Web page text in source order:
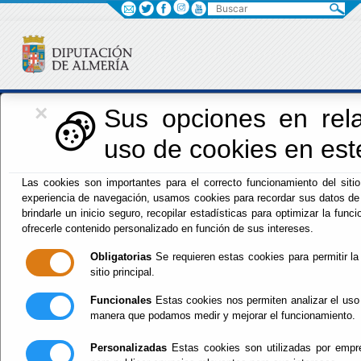
×
Sus opciones en
uso de cookies en
Las cookies son importantes para el correcto funcionamiento del
experiencia de navegación, usamos cookies para recordar sus datos
brindarle un inicio seguro, recopilar estadísticas para optimizar la
ofrecerle contenido personalizado en función de sus intereses.
Obligatorias Se requieren estas cookies para permitir
sitio principal.
Funcionales Estas cookies nos permiten analizar el
manera que podamos medir y mejorar el funcionamiento.
Personalizadas Estas cookies son utilizadas por
Iniciativas Europeas
Europedirectalmeria
Inicio
Buscar